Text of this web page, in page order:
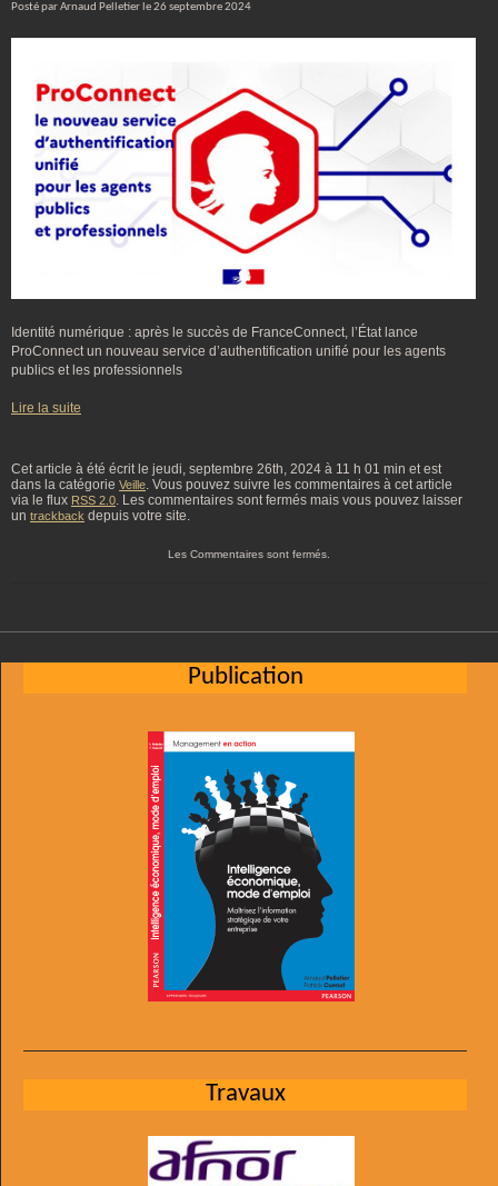
Posté par Arnaud Pelletier le 26 septembre 2024
Identité numérique : après le succès de FranceConnect, l’État lance
ProConnect un nouveau service d’authentification unifié pour les agents
publics et les professionnels
Lire la suite
Cet article à été écrit le jeudi, septembre 26th, 2024 à 11 h 01 min et est
dans la catégorie Veille. Vous pouvez suivre les commentaires à cet article
via le flux RSS 2.0. Les commentaires sont fermés mais vous pouvez laisser
un trackback depuis votre site.
Les Commentaires sont fermés.
Publication
Travaux